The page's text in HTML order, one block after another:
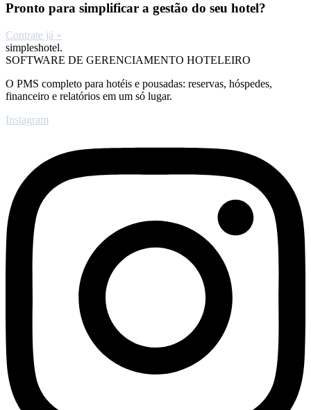
Pronto para simplificar a gestão do seu hotel?
Contrate já »
simpleshotel.
SOFTWARE DE GERENCIAMENTO HOTELEIRO
O PMS completo para hotéis e pousadas: reservas, hóspedes,
financeiro e relatórios em um só lugar.
Instagram